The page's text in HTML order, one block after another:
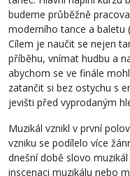
budeme průběžně
moderního tance a baletu
Cílem je naučit se nejen
příběhu, vnímat hudbu a
abychom se ve finále
zatančit si bez ostychu s
jevišti před vyprodaným
Muzikál vznikl v první
vzniku se podílelo více
dnešní době slovo
inscenaci muzikálu nebo